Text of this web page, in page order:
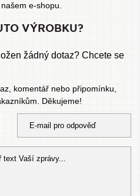
e-shopu.
VÝROBKU?
žádný dotaz? Chcete se
komentář nebo připomínku,
Děkujeme!